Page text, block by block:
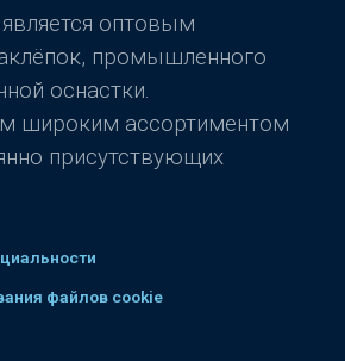
оптовым
промышленного
оснастки.
широким ассортиментом
присутствующих
файлов cookie